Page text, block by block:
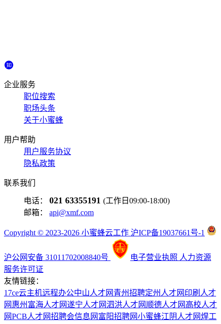
企业服务
职位搜索
职场头条
关于小蜜蜂
用户帮助
用户服务协议
隐私政策
联系我们
电话： 021 63355191 (工作日09:00-18:00)
邮箱： api@xmf.com
Copyright © 2023-2026 小蜜蜂云工作 沪ICP备19037661号-1
沪公网安备 31011702008840号 电子营业执照 人力资源
服务许可证
友情链接：
17ce云主机远程办公中山人才网 青州招聘定州人才网 印刷人才
网 惠州富海人才网遂宁人才网泗洪人才网 顺德人才网 高校人才
网PCB人才网招聘会信息网 富阳招聘网小蜜蜂江阴人才网焊工